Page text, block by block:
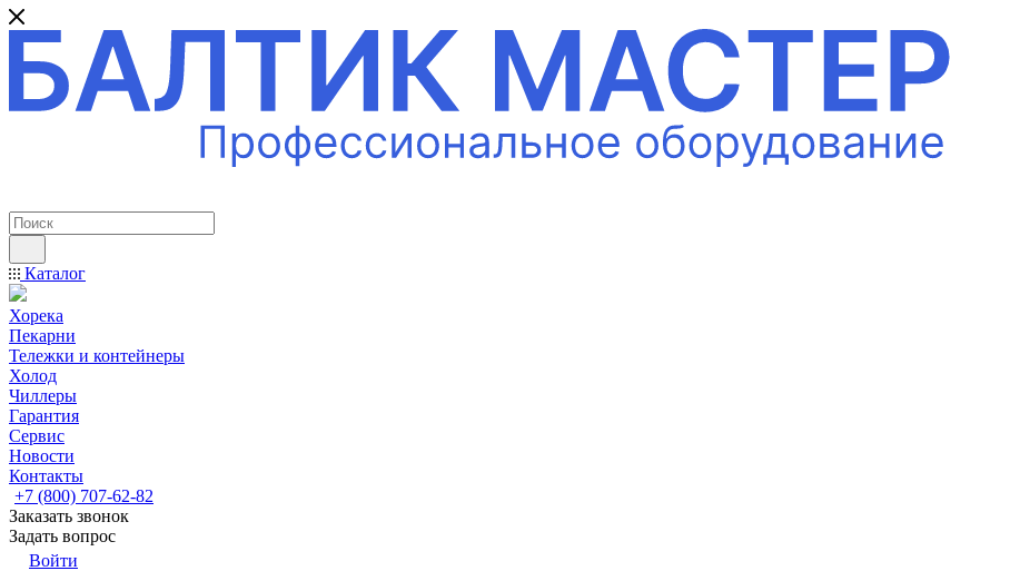
Каталог
Хорека
Пекарни
Тележки и контейнеры
Холод
Чиллеры
Гарантия
Сервис
Новости
Контакты
+7 (800) 707-62-82
Заказать звонок
Задать вопрос
Войти